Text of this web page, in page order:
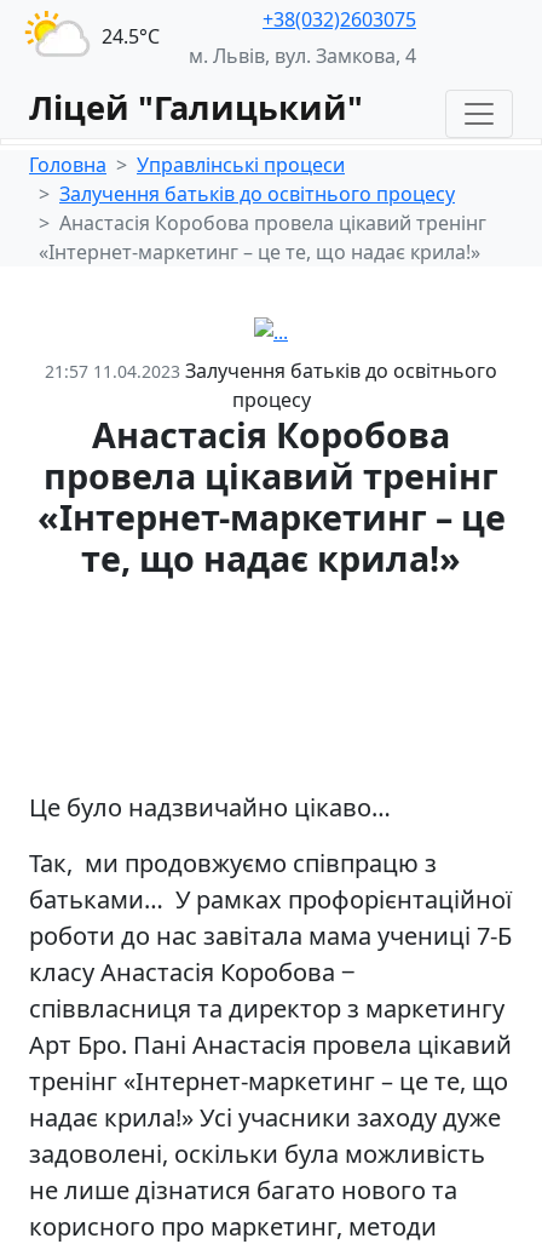
24.5°С
+38(032)2603075
м. Львів, вул. Замкова, 4
Ліцей "Галицький"
Головна
Управлінські процеси
Залучення батьків до освітнього процесу
Анастасія Коробова провела цікавий тренінг
«Інтернет-маркетинг – це те, що надає крила!»
21:57 11.04.2023 Залучення батьків до освітнього
процесу
Анастасія Коробова
провела цікавий тренінг
«Інтернет-маркетинг – це
те, що надає крила!»
Це було надзвичайно цікаво…
Так, ми продовжуємо співпрацю з
батьками… У рамках профорієнтаційної
роботи до нас завітала мама учениці 7-Б
класу Анастасія Коробова ‒
співвласниця та директор з маркетингу
Арт Бро. Пані Анастасія провела цікавий
тренінг «Інтернет-маркетинг – це те, що
надає крила!» Усі учасники заходу дуже
задоволені, оскільки була можливість
не лише дізнатися багато нового та
корисного про маркетинг, методи